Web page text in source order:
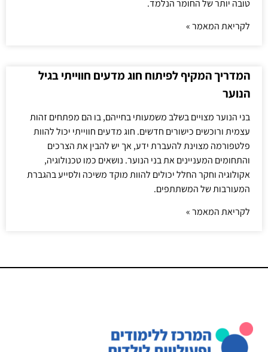
טובה יותר של החומר הנלמד.
לקריאת המאמר »
המדריך המקיף לפיתוח חוג מדעים חווייתי בגיל
הנוער
בני הנוער מצויים בשלב משמעותי בחייהם, בו הם מפתחים זהות
עצמית ורוכשים כישורים חדשים. חוג מדעים חווייתי יכול להוות
פלטפורמה מצוינת להעברת ידע, אך יש להבין את הצרכים
והתחומים המעניינים את בני הנוער. נושאים כמו טכנולוגיה,
אקולוגיה וחקר החלל יכולים להוות מוקד משיכה ולסייע בהגברת
המעורבות של המשתתפים.
לקריאת המאמר »